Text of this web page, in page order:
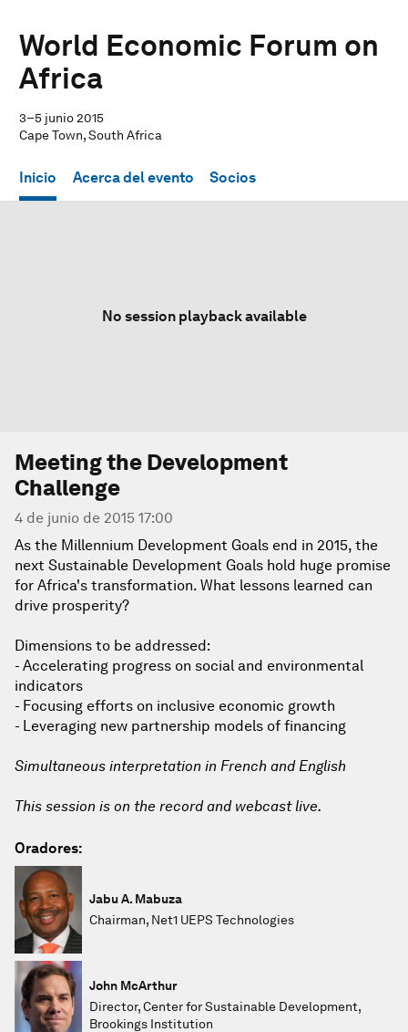
World Economic Forum on
Africa
3–5 junio 2015
Cape Town, South Africa
Inicio Acerca del evento Socios
No session playback available
Meeting the Development
Challenge
4 de junio de 2015 17:00
As the Millennium Development Goals end in 2015, the
next Sustainable Development Goals hold huge promise
for Africa's transformation. What lessons learned can
drive prosperity?
Dimensions to be addressed:
- Accelerating progress on social and environmental
indicators
- Focusing efforts on inclusive economic growth
- Leveraging new partnership models of financing
Simultaneous interpretation in French and English
This session is on the record and webcast live.
Oradores:
Jabu A. Mabuza
Chairman, Net1 UEPS Technologies
John McArthur
Director, Center for Sustainable Development,
Brookings Institution